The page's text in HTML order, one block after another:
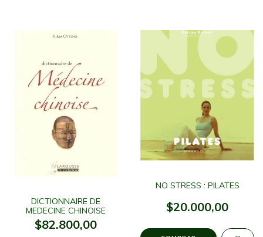
DICTIONNAIRE DE
MEDECINE CHINOISE
$82.800,00
NO STRESS : PILATES
$20.000,00